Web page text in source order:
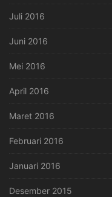
Juli 2016
Juni 2016
Mei 2016
April 2016
Maret 2016
Februari 2016
Januari 2016
Desember 2015